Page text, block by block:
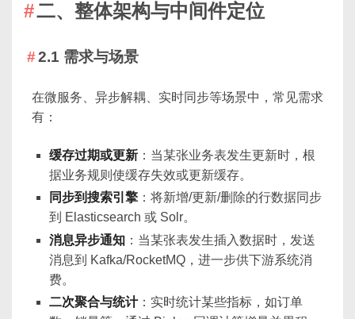
二、整体架构与中间件定位
2.1 需求与场景
在微服务、异步解耦、实时同步等场景中，常见需求
有：
缓存过期或更新 ：当某张业务表发生更新时，根
据业务规则使缓存失效或更新缓存。
同步到搜索引擎 ：将新增/更新/删除的行数据同步
到 Elasticsearch 或 Solr。
消息异步通知 ：当某张表发生插入数据时，发送
消息到 Kafka/RocketMQ，进一步供下游系统消
费。
二次聚合与统计：实时统计某些指标，如订单